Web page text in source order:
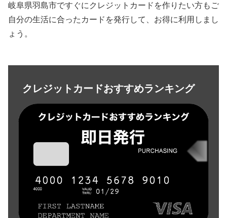
岐阜県羽島市ですぐにクレジットカードを作りたい方もご
自分の生活に合ったカードを発行して、お得に利用しまし
ょう。
クレジットカードおすすめランキング